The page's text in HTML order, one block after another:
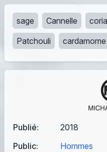
Publié:
2018
Public:
Hommes
sage Cannelle
Patchouli
cardamome